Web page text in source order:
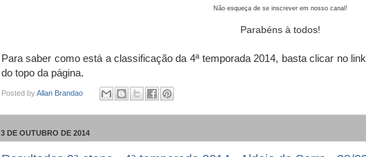
Não esqueça de se inscrever em nosso canal!
Parabéns à todos!
Para saber como está a classificação da 4ª temporada 2014, basta clicar no link
do topo da página.
Posted byAllan Brandao
3 DE OUTUBRO DE 2014